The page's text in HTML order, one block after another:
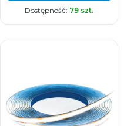
Dostępność: 79 szt.